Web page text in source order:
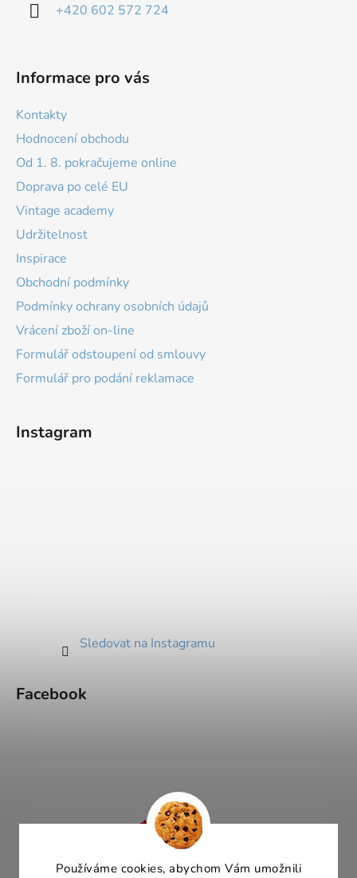
Používáme cookies, abychom Vám umožnili
+420 602 572 724
Informace pro vás
Kontakty
Hodnocení obchodu
Od 1. 8. pokračujeme online
Doprava po celé EU
Vintage academy
Udržitelnost
Inspirace
Obchodní podmínky
Podmínky ochrany osobních údajů
Vrácení zboží on-line
Formulář odstoupení od smlouvy
Formulář pro podání reklamace
Instagram
Sledovat na Instagramu
Facebook